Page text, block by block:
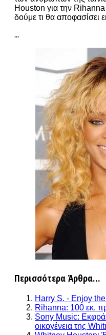
Houston για την
δούμε τι θα αποφασίσει
...
Περισσότερα Άρθρα...
Harry S. - Enjoy
Rihanna: 100 εκ.
Sony Music:
οικογένεια της